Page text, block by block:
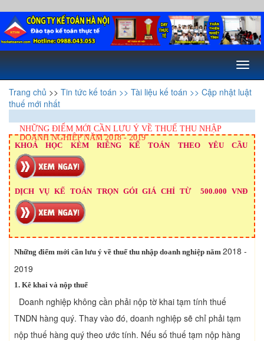
Toggle
Trang chủ >> Tin tức kế toán >> Tài liệu kế toán >> Cập nhật luật
thuế mới nhất
NHỮNG ĐIỂM MỚI CẦN LƯU Ý VỀ THUẾ THU NHẬP
DOANH NGHIỆP NĂM 2018 - 2019
KHOÁ HỌC KÈM RIÊNG KẾ TOÁN THEO YÊU CẦU
DỊCH VỤ KẾ TOÁN TRỌN GÓI GIÁ CHỈ TỪ 500.000 VNĐ
Những điểm mới cần lưu ý về thuế thu nhập doanh nghiệp năm 2018 -
2019
1. Kê khai và nộp thuế
Doanh nghiệp không cần phải nộp tờ khai tạm tính thuế
TNDN hàng quý. Thay vào đó, doanh nghiệp sẽ chỉ phải tạm
nộp thuế hàng quý theo ước tính. Nếu số thuế tạm nộp hàng